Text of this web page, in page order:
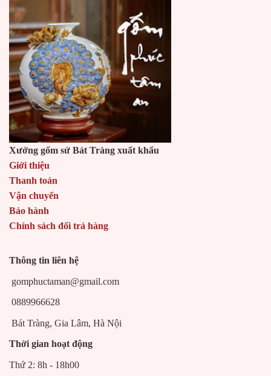
Xưởng gốm sứ Bát Tràng xuất khẩu
Giới thiệu
Thanh toán
Vận chuyển
Bảo hành
Chính sách đổi trả hàng
Thông tin liên hệ
gomphuctaman@gmail.com
0889966628
Bát Tràng, Gia Lâm, Hà Nội
Thời gian hoạt động
Thứ 2: 8h - 18h00